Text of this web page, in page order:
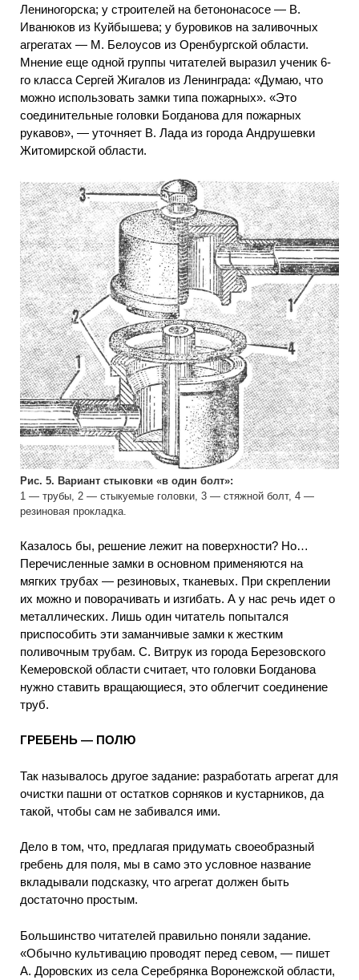
Лениногорска; у строителей на бетононасосе — В.
Иванюков из Куйбышева; у буровиков на заливочных
агрегатах — М. Белоусов из Оренбургской области.
Мнение еще одной группы читателей выразил ученик 6-
го класса Сергей Жигалов из Ленинграда: «Думаю, что
можно использовать замки типа пожарных». «Это
соединительные головки Богданова для пожарных
рукавов», — уточняет В. Лада из города Андрушевки
Житомирской области.
Рис. 5. Вариант стыковки «в один болт»:
1 — трубы, 2 — стыкуемые головки, 3 — стяжной болт, 4 —
резиновая прокладка.
Казалось бы, решение лежит на поверхности? Но…
Перечисленные замки в основном применяются на
мягких трубах — резиновых, тканевых. При скреплении
их можно и поворачивать и изгибать. А у нас речь идет о
металлических. Лишь один читатель попытался
приспособить эти заманчивые замки к жестким
поливочным трубам. С. Витрук из города Березовского
Кемеровской области считает, что головки Богданова
нужно ставить вращающиеся, это облегчит соединение
труб.
ГРЕБЕНЬ — ПОЛЮ
Так называлось другое задание: разработать агрегат для
очистки пашни от остатков сорняков и кустарников, да
такой, чтобы сам не забивался ими.
Дело в том, что, предлагая придумать своеобразный
гребень для поля, мы в само это условное название
вкладывали подсказку, что агрегат должен быть
достаточно простым.
Большинство читателей правильно поняли задание.
«Обычно культивацию проводят перед севом, — пишет
А. Доровских из села Серебрянка Воронежской области,